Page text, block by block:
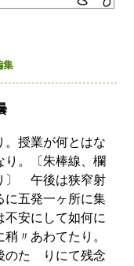
集
。授業が何とはな
り。〔朱棒線、欄
〕 午後は狭窄射
に五発一ヶ所に集
不安にして如何に
〃あわてたり。
のたゝりにて残念